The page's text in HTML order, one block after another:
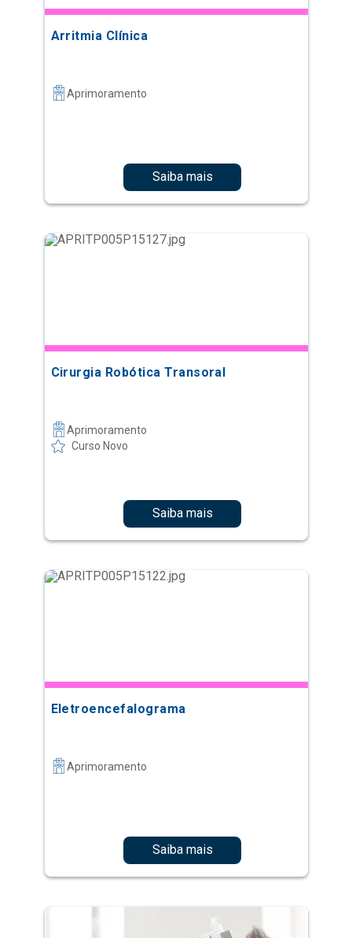
Arritmia Clínica
Aprimoramento
Saiba mais
Cirurgia Robótica Transoral
Aprimoramento
Curso Novo
Saiba mais
Eletroencefalograma
Aprimoramento
Saiba mais